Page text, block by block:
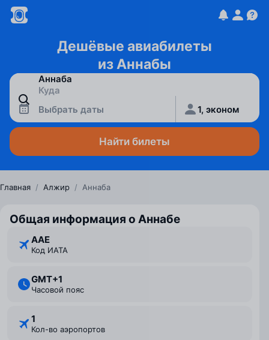
Дешёвые авиабилеты
из Аннабы
Выбрать даты 1, эконом
Найти билеты
Главная / Алжир / Аннаба
Общая информация о Аннабе
AAE
Код ИАТА
GMT+1
Часовой пояс
1
Кол-во аэропортов